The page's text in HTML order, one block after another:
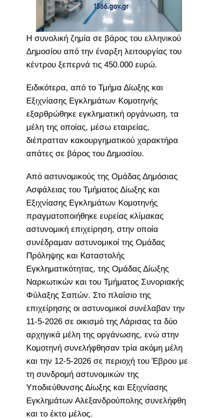
Η συνολική ζημία σε βάρος του ελληνικού
Δημοσίου από την έναρξη λειτουργίας του
κέντρου ξεπερνά τις 450.000 ευρώ.
Ειδικότερα, από το Τμήμα Δίωξης και
Εξιχνίασης Εγκλημάτων Κομοτηνής
εξαρθρώθηκε εγκληματική οργάνωση, τα
μέλη της οποίας, μέσω εταιρείας,
διέπρατταν κακουργηματικού χαρακτήρα
απάτες σε βάρος του Δημοσίου.
Από αστυνομικούς της Ομάδας Δημόσιας
Ασφάλειας του Τμήματος Δίωξης και
Εξιχνίασης Εγκλημάτων Κομοτηνής
πραγματοποιήθηκε ευρείας κλίμακας
αστυνομική επιχείρηση, στην οποία
συνέδραμαν αστυνομικοί της Ομάδας
Πρόληψης και Καταστολής
Εγκληματικότητας, της Ομάδας Δίωξης
Ναρκωτικών και του Τμήματος Συνοριακής
Φύλαξης Σαπών. Στο πλαίσιο της
επιχείρησης οι αστυνομικοί συνέλαβαν την
11-5-2026 σε οικισμό της Λάρισας τα δύο
αρχηγικά μέλη της οργάνωσης, ενώ στην
Κομοτηνή συνελήφθησαν τρία ακόμη μέλη
και την 12-5-2026 σε περιοχή του Έβρου με
τη συνδρομή αστυνομικών της
Υποδιεύθυνσης Δίωξης και Εξιχνίασης
Εγκλημάτων Αλεξανδρούπολης συνελήφθη
και το έκτο μέλος.